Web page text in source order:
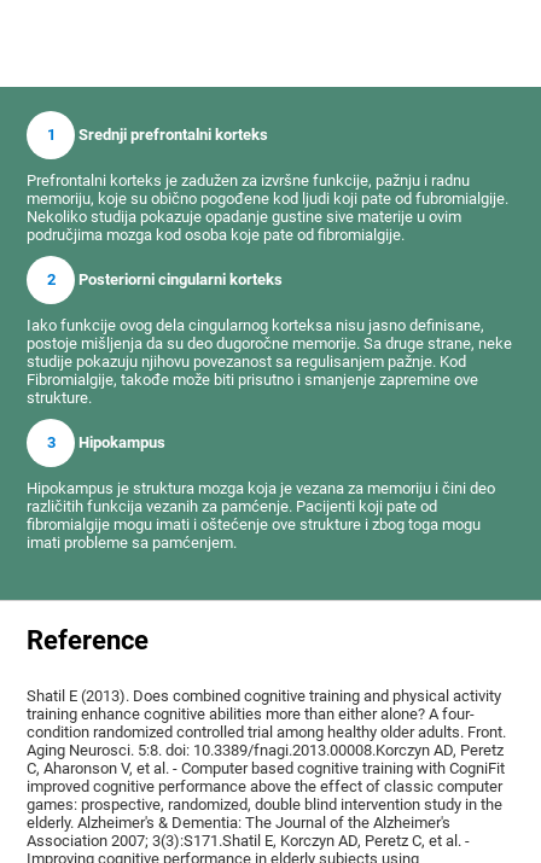
1 Srednji prefrontalni korteks
Prefrontalni korteks je zadužen za izvršne funkcije, pažnju i radnu
memoriju, koje su obično pogođene kod ljudi koji pate od fubromialgije.
Nekoliko studija pokazuje opadanje gustine sive materije u ovim
područjima mozga kod osoba koje pate od fibromialgije.
2 Posteriorni cingularni korteks
Iako funkcije ovog dela cingularnog korteksa nisu jasno definisane,
postoje mišljenja da su deo dugoročne memorije. Sa druge strane, neke
studije pokazuju njihovu povezanost sa regulisanjem pažnje. Kod
Fibromialgije, takođe može biti prisutno i smanjenje zapremine ove
strukture.
3 Hipokampus
Hipokampus je struktura mozga koja je vezana za memoriju i čini deo
različitih funkcija vezanih za pamćenje. Pacijenti koji pate od
fibromialgije mogu imati i oštećenje ove strukture i zbog toga mogu
imati probleme sa pamćenjem.
Reference
Shatil E (2013). Does combined cognitive training and physical activity
training enhance cognitive abilities more than either alone? A four-
condition randomized controlled trial among healthy older adults. Front.
Aging Neurosci. 5:8. doi: 10.3389/fnagi.2013.00008.Korczyn AD, Peretz
C, Aharonson V, et al. - Computer based cognitive training with CogniFit
improved cognitive performance above the effect of classic computer
games: prospective, randomized, double blind intervention study in the
elderly. Alzheimer's & Dementia: The Journal of the Alzheimer's
Association 2007; 3(3):S171.Shatil E, Korczyn AD, Peretz C, et al. -
Improving cognitive performance in elderly subjects using